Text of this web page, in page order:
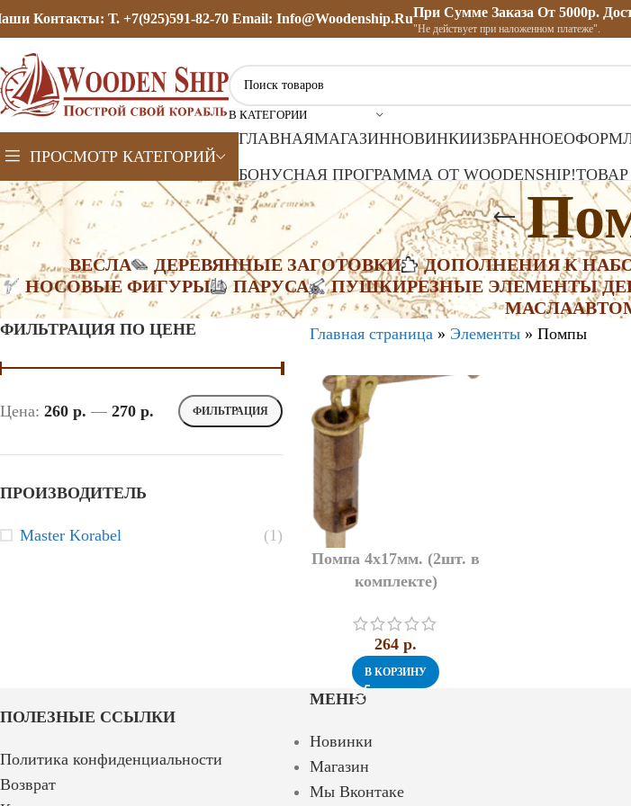
Контакты: Т. +7(925)591-82-70 Email: Info@woodenship.ruПри Сумме Заказа От 5000р.
"Не действует при наложенном платеже".
В КАТЕГОРИИ
ПРОСМОТР КАТЕГОРИЙ
ГЛАВНАЯМАГАЗИННОВИНКИИЗБРАННОЕ
БОНУСНАЯ ПРОГРАММА ОТ WOODENSHIP!
ВЕСЛА ДЕРЕВЯННЫЕ ЗАГОТОВКИ ДОПОЛНЕНИЯ К
НОСОВЫЕ ФИГУРЫ
ПАРУСА ПУШКИРЕЗНЫЕ ЭЛЕМЕНТЫ
МАСЛА
ФИЛЬТРАЦИЯ ПО ЦЕНЕ
ФИЛЬТРАЦИЯ
Цена: 260 p. — 270 p.
ПРОИЗВОДИТЕЛЬ
Master Korabel (1)
Главная страница » Элементы» Помпы
Помпа 4х17мм. (2шт. в
комплекте)
264p.
В КОРЗИНУ
ПОЛЕЗНЫЕ ССЫЛКИ
Политика конфиденциальности
Возврат
МЕНЮ
Новинки
Магазин
Мы Вконтаке